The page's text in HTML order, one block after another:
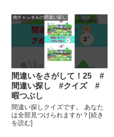
他チャンネルの間違い探し
間違いをさがして！25 #
間違い探し #クイズ #
暇つぶし
間違い探しクイズです。 あなた
は全部見つけられますか？[続き
を読む]